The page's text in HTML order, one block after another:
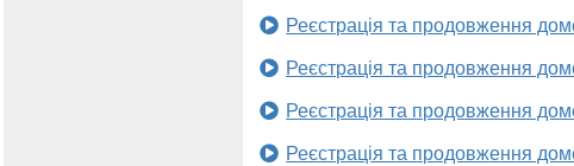
Реєстрація та продовження
Реєстрація та продовження
Реєстрація та продовження
Реєстрація та продовження